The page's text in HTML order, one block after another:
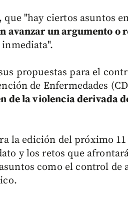
"hay ciertos asuntos
avanzar un argumento o
propuestas para el
de Enfermedades
de la violencia derivada
la edición del próximo
y los retos que
como el control de